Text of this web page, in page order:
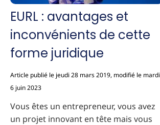
EURL : avantages et
inconvénients de cette
forme juridique
Article publié le jeudi 28 mars 2019, modifié le mardi
6 juin 2023
Vous êtes un entrepreneur, vous avez
un projet innovant en tête mais vous